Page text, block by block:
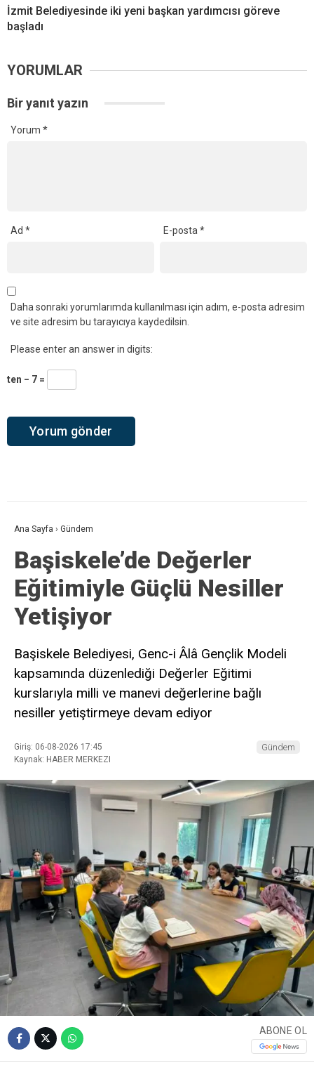
İzmit Belediyesinde iki yeni başkan yardımcısı göreve
başladı
YORUMLAR
Bir yanıt yazın
Yorum *
Ad * E-posta*
Daha sonraki yorumlarımda kullanılması için adım, e-posta adresim
ve site adresim bu tarayıcıya kaydedilsin.
Please enter an answer in digits:
ten − 7 =
Ana Sayfa › Gündem
Başiskele’de Değerler
Eğitimiyle Güçlü Nesiller
Yetişiyor
Başiskele Belediyesi, Genc-i Âlâ Gençlik Modeli
kapsamında düzenlediği Değerler Eğitimi
kurslarıyla milli ve manevi değerlerine bağlı
nesiller yetiştirmeye devam ediyor
Giriş: 06-08-2026 17:45
Kaynak: HABER MERKEZI
Gündem
ABONE OL